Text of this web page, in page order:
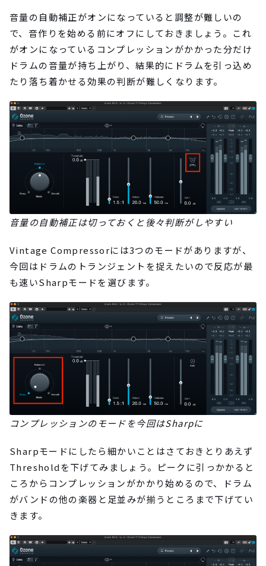
音量の自動補正がオンになっていると調整が難しいの
で、音作りを始める前にオフにしておきましょう。これ
がオンになっているコンプレッションがかかった分だけ
ドラムの音量が持ち上がり、結果的にドラムを引っ込め
たり落ち着かせる効果の判断が難しくなります。
音量の自動補正は切っておくと後々判断がしやすい
Vintage Compressorには3つのモードがありますが、
今回はドラムのトランジェントを捉えたいので反応が最
も速いSharpモードを選びます。
コンプレッションのモードを今回はSharpに
Sharpモードにしたら細かいことはさておきとりあえず
Thresholdを下げてみましょう。ピークに引っかかると
ころからコンプレッションがかかり始めるので、ドラム
がバンドの他の楽器と足並みが揃うところまで下げてい
きます。